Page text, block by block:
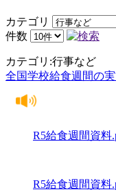
カテゴリ
件数
カテゴリ:行事など
全国学校給食週間の
R5給食週間資料
R5給食週間資料